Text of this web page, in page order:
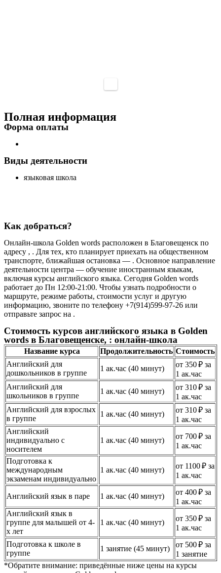
Полная информация
Форма оплаты
Виды деятельности
языковая школа
Как добраться?
Онлайн-школа Golden words расположен в Благовещенск по
адресу , . Для тех, кто планирует приехать на общественном
транспорте, ближайшая остановка — . Основное направление
деятельности центра — обучение иностранным языкам,
включая курсы английского языка. Сегодня Golden words
работает до Пн 12:00-21:00. Чтобы узнать подробности о
маршруте, режиме работы, стоимости услуг и другую
информацию, звоните по телефону +7(914)599-97-26 или
отправьте запрос на .
Стоимость курсов английского языка в Golden
words в Благовещенске, : онлайн-школа
Название курса Продолжительность Стоимость
Английский для
дошкольников в группе
1 ак.час (40 минут)
от 350 ₽ за
1 ак.час
Английский для
школьников в группе
1 ак.час (40 минут)
от 310 ₽ за
1 ак.час
Английский для взрослых
в группе
1 ак.час (40 минут)
от 310 ₽ за
1 ак.час
Английский
индивидуально с
носителем
1 ак.час (40 минут)
от 700 ₽ за
1 ак.час
Подготовка к
международным
экзаменам индивидуально
1 ак.час (40 минут)
от 1100 ₽ за
1 ак.час
Английский язык в паре 1 ак.час (40 минут)
от 400 ₽ за
1 ак.час
Английский язык в
группе для малышей от 4-
х лет
1 ак.час (40 минут)
от 350 ₽ за
1 ак.час
Подготовка к школе в
группе
1 занятие (45 минут)
от 500 ₽ за
1 занятие
*Обратите внимание: приведённые ниже цены на курсы